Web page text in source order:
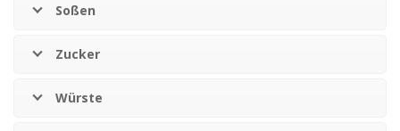
Soßen
Zucker
Würste